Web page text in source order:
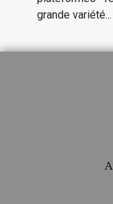
grande variété...